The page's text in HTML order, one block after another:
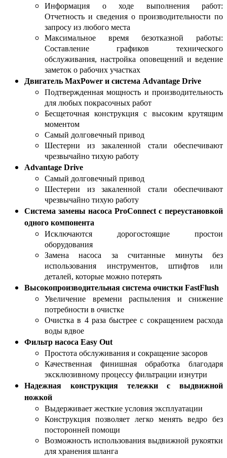
Информация о ходе выполнения работ:
Отчетность и сведения о производительности по
запросу из любого места
Максимальное время безотказной работы:
Составление графиков технического
обслуживания, настройка оповещений и ведение
заметок о рабочих участках
Двигатель MaxPower и система Advantage Drive
Подтвержденная мощность и производительность
для любых покрасочных работ
Бесщеточная конструкция с высоким крутящим
моментом
Самый долговечный привод
Шестерни из закаленной стали обеспечивают
чрезвычайно тихую работу
Advantage Drive
Самый долговечный привод
Шестерни из закаленной стали обеспечивают
чрезвычайно тихую работу
Система замены насоса ProConnect с переустановкой
одного компонента
Исключаются дорогостоящие простои
оборудования
Замена насоса за считанные минуты без
использования инструментов, штифтов или
деталей, которые можно потерять
Высокопроизводительная система очистки FastFlush
Увеличение времени распыления и снижение
потребности в очистке
Очистка в 4 раза быстрее с сокращением расхода
воды вдвое
Фильтр насоса Easy Out
Простота обслуживания и сокращение засоров
Качественная финишная обработка благодаря
эксклюзивному процессу фильтрации изнутри
Надежная конструкция тележки с выдвижной
ножкой
Выдерживает жесткие условия эксплуатации
Конструкция позволяет легко менять ведро без
посторонней помощи
Возможность использования выдвижной рукоятки
для хранения шланга